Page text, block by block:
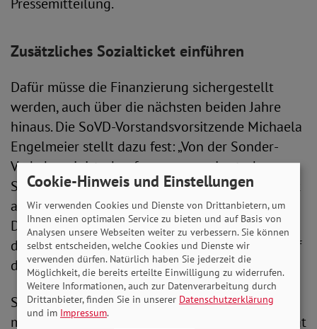
Zusätzliches Sozialticket einführen
Dafür müsse die Finanzierung sichergestellt
werden, auch über die nächsten beiden Jahre
hinaus. Die SoVD-Vorstandsvorsitzende Michaela
Engelmeier stellt dazu fest: „Von der Sonder-
Verkehrsministerkonferenz muss ein starkes
Signal für bezahlbare und nachhaltige Mobilität
ausgehen. Preiserhöhungen beim
Deutschlandticket wären der falsche Weg, denn
dann würden die Menschen wieder verstärkt auf
das Auto umsteigen.“
Statt über Preiserhöhungen nachzudenken,
müsse die Politik den Preis eher senken, Mobilität
Cookie-Hinweis und Einstellungen
Wir verwenden Cookies und Dienste von Drittanbietern, um
Ihnen einen optimalen Service zu bieten und auf Basis von
Analysen unsere Webseiten weiter zu verbessern. Sie können
selbst entscheiden, welche Cookies und Dienste wir
verwenden dürfen. Natürlich haben Sie jederzeit die
Möglichkeit, die bereits erteilte Einwilligung zu widerrufen.
Weitere Informationen, auch zur Datenverarbeitung durch
Drittanbieter, finden Sie in unserer Datenschutzerklärung
und im Impressum.